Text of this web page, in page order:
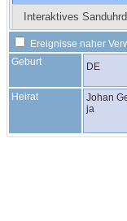
Interaktives
Ereignisse naher
Geburt
DE
Heirat Johan
ja